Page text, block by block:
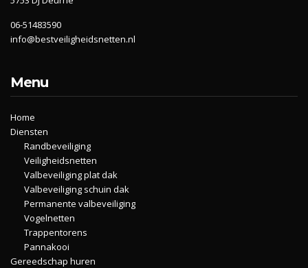
06-51483590
info@bestveiligheidsnetten.nl
Menu
Home
Diensten
Randbeveiliging
Veiligheidsnetten
Valbeveiliging plat dak
Valbeveiliging schuin dak
Permanente valbeveiliging
Vogelnetten
Trappentorens
Pannakooi
Gereedschap huren